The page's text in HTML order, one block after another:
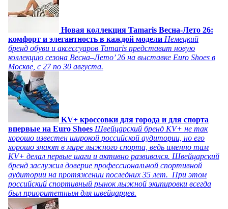
Новая коллекция Tamaris Весна-Лето 26:
комфорт и элегантность в каждой модели Немецкий
бренд обуви и аксессуаров Tamaris представит новую
коллекцию сезона Весна–Лето’ 26 на выставке Euro Shoes в
Москве, с 27 по 30 августа.
KV+ кроссовки для города и для спорта
впервые на Euro Shoes Швейцарский бренд KV+ не так
хорошо известен широкой российской аудитории, но его
хорошо знают в мире лыжного спорта, ведь именно там
KV+ делал первые шаги и активно развивался. Швейцарский
бренд заслужил доверие профессиональной спортивной
аудитории на протяжении последних 35 лет. При этом
российский спортивный рынок лыжной экипировки всегда
был приоритетным для швейцарцев.